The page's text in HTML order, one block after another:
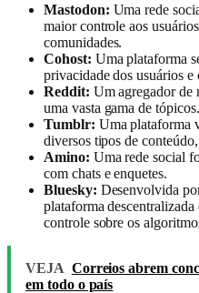
Mastodon: Uma rede
maior controle aos
comunidades.
Cohost: Uma plataforma
privacidade dos usuários
Reddit: Um agregador de
uma vasta gama de tópicos.
Tumblr: Uma plataforma
diversos tipos de
Amino: Uma rede social
com chats e enquetes.
Bluesky: Desenvolvida
plataforma
controle sobre os
VEJA Correios abrem
em todo o país